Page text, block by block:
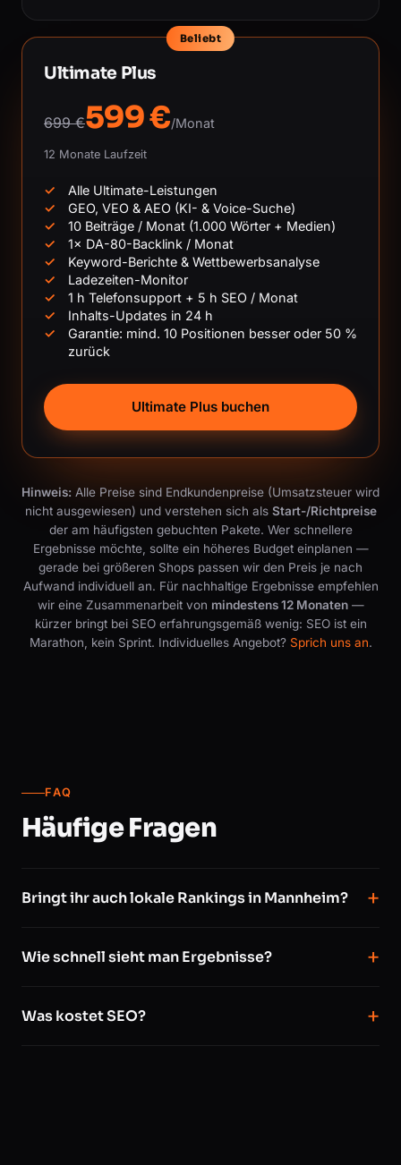
Beliebt
Ultimate Plus
699 €599 €/Monat
12 Monate Laufzeit
Alle Ultimate-Leistungen
GEO, VEO & AEO (KI- & Voice-Suche)
10 Beiträge / Monat (1.000 Wörter + Medien)
1× DA-80-Backlink / Monat
Keyword-Berichte & Wettbewerbsanalyse
Ladezeiten-Monitor
1 h Telefonsupport + 5 h SEO / Monat
Inhalts-Updates in 24 h
Garantie: mind. 10 Positionen besser oder 50 %
zurück
Ultimate Plus buchen
Hinweis: Alle Preise sind Endkundenpreise (Umsatzsteuer wird
nicht ausgewiesen) und verstehen sich als Start-/Richtpreise
der am häufigsten gebuchten Pakete. Wer schnellere
Ergebnisse möchte, sollte ein höheres Budget einplanen —
gerade bei größeren Shops passen wir den Preis je nach
Aufwand individuell an. Für nachhaltige Ergebnisse empfehlen
wir eine Zusammenarbeit von mindestens 12 Monaten—
kürzer bringt bei SEO erfahrungsgemäß wenig: SEO ist ein
Marathon, kein Sprint. Individuelles Angebot? Sprich uns an.
FAQ
Häufige Fragen
Bringt ihr auch lokale Rankings in Mannheim?
Wie schnell sieht man Ergebnisse?
Was kostet SEO?